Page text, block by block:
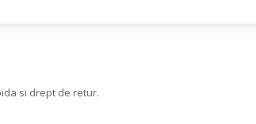
si drept de retur.